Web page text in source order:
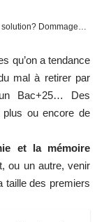
Dommage…
qu’on a tendance
mal à retirer par
Bac+25… Des
plus ou encore de
et la mémoire
ou un autre, venir
taille des premiers